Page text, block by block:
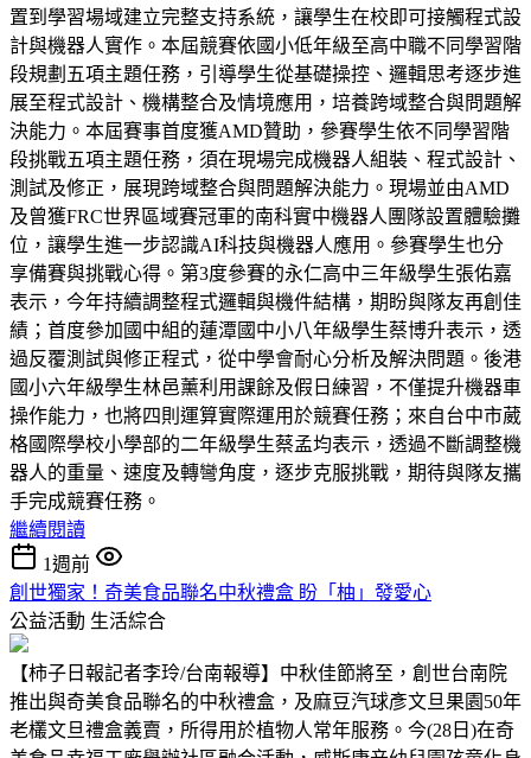
置到學習場域建立完整支持系統，讓學生在校即可接觸程式設
計與機器人實作。本屆競賽依國小低年級至高中職不同學習階
段規劃五項主題任務，引導學生從基礎操控、邏輯思考逐步進
展至程式設計、機構整合及情境應用，培養跨域整合與問題解
決能力。本屆賽事首度獲AMD贊助，參賽學生依不同學習階
段挑戰五項主題任務，須在現場完成機器人組裝、程式設計、
測試及修正，展現跨域整合與問題解決能力。現場並由AMD
及曾獲FRC世界區域賽冠軍的南科實中機器人團隊設置體驗攤
位，讓學生進一步認識AI科技與機器人應用。參賽學生也分
享備賽與挑戰心得。第3度參賽的永仁高中三年級學生張佑嘉
表示，今年持續調整程式邏輯與機件結構，期盼與隊友再創佳
績；首度參加國中組的蓮潭國中小八年級學生蔡博升表示，透
過反覆測試與修正程式，從中學會耐心分析及解決問題。後港
國小六年級學生林邑薰利用課餘及假日練習，不僅提升機器車
操作能力，也將四則運算實際運用於競賽任務；來自台中市葳
格國際學校小學部的二年級學生蔡孟均表示，透過不斷調整機
器人的重量、速度及轉彎角度，逐步克服挑戰，期待與隊友攜
手完成競賽任務。
繼續閱讀
1週前
創世獨家！奇美食品聯名中秋禮盒 盼「柚」發愛心
公益活動 生活綜合
【柿子日報記者李玲/台南報導】中秋佳節將至，創世台南院
推出與奇美食品聯名的中秋禮盒，及麻豆汽球彥文旦果園50年
老欉文旦禮盒義賣，所得用於植物人常年服務。今(28日)在奇